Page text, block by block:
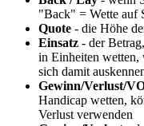
"Back" = Wette auf
Quote - die Höhe
Einsatz - der
in Einheiten wetten,
sich damit
Gewinn/Verlust/
Handicap wetten,
Verlust verwenden